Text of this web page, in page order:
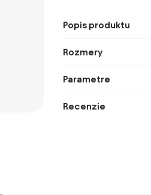
Popis produktu
Rozmery
Parametre
Recenzie